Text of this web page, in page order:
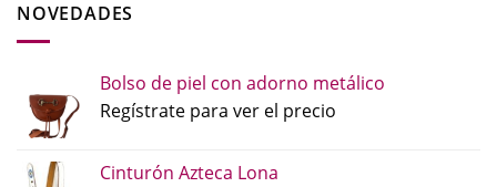
NOVEDADES
Bolso de piel con adorno metálico
Regístrate para ver el precio
Cinturón Azteca Lona